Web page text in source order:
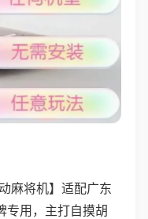
麻将机】适配广东
专用，主打自摸胡